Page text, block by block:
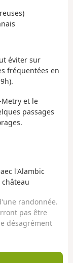
éviter sur
fréquentées en
Metry et le
passages
l'Alambic
randonnée.
pas être
désagrément